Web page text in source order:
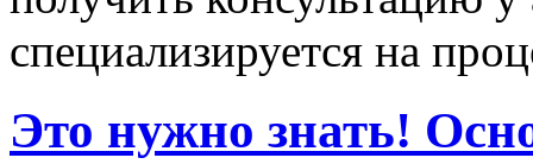
специализируется на
Это нужно знать!